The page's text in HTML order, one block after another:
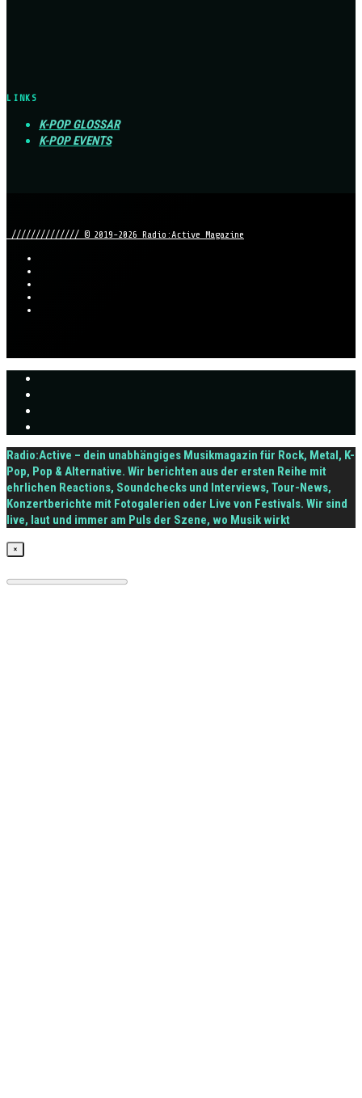
LINKS
K-POP GLOSSAR
K-POP EVENTS
////////////// © 2019-2026 Radio:Active Magazine
Radio:Active – dein unabhängiges Musikmagazin für Rock, Metal, K-
Pop, Pop & Alternative. Wir berichten aus der ersten Reihe mit
ehrlichen Reactions, Soundchecks und Interviews, Tour-News,
Konzertberichte mit Fotogalerien oder Live von Festivals. Wir sind
live, laut und immer am Puls der Szene, wo Musik wirkt
×